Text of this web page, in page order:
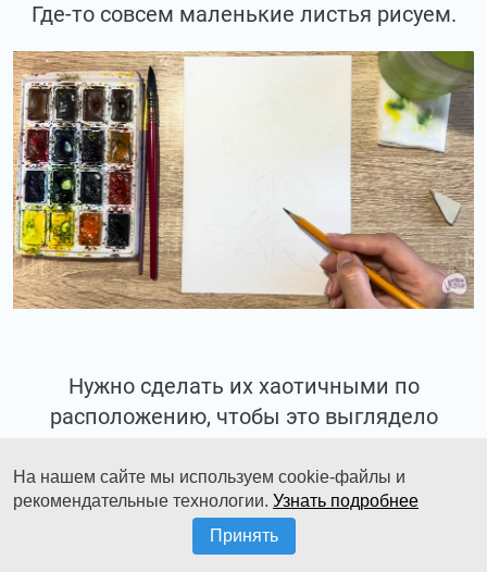
Где-то совсем маленькие листья рисуем.
Нужно сделать их хаотичными по
расположению, чтобы это выглядело
На нашем сайте мы используем cookie-файлы и
рекомендательные технологии. Узнать подробнее
Принять